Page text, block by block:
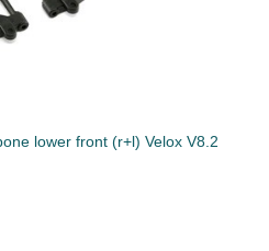
lower front (r+l) Velox V8.2